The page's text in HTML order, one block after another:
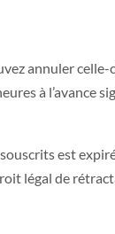
annuler celle-
à l’avance
est
légal de